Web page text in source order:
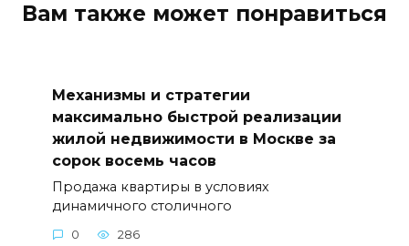
Вам также может понравиться
Механизмы и стратегии
максимально быстрой реализации
жилой недвижимости в Москве за
сорок восемь часов
Продажа квартиры в условиях
динамичного столичного
0 286